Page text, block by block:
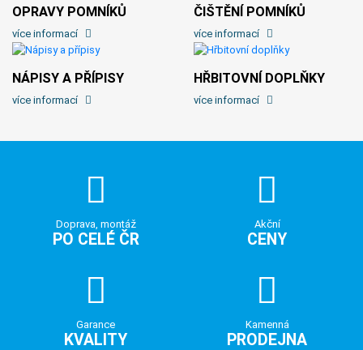
OPRAVY POMNÍKŮ
více informací
ČIŠTĚNÍ POMNÍKŮ
více informací
NÁPISY A PŘÍPISY
více informací
HŘBITOVNÍ DOPLŇKY
více informací
Doprava, montáž
PO CELÉ ČR
Akční
CENY
Garance
KVALITY
Kamenná
PRODEJNA